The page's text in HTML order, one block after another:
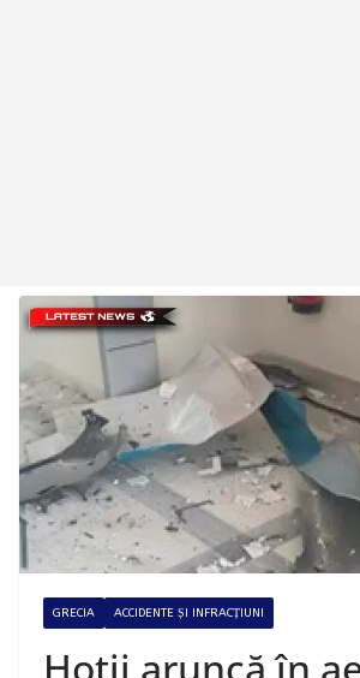
GRECIA ACCIDENTE ȘI INFRACȚIUNI